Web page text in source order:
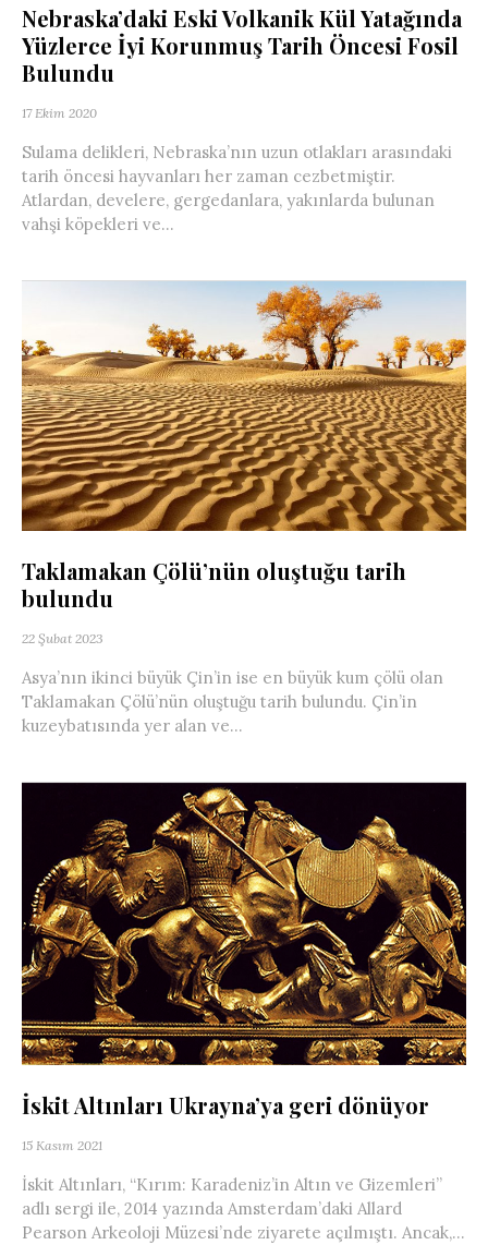
Nebraska’daki Eski Volkanik Kül Yatağında
Yüzlerce İyi Korunmuş Tarih Öncesi Fosil
Bulundu
17 Ekim 2020
Sulama delikleri, Nebraska’nın uzun otlakları arasındaki
tarih öncesi hayvanları her zaman cezbetmiştir.
Atlardan, develere, gergedanlara, yakınlarda bulunan
vahşi köpekleri ve...
Taklamakan Çölü’nün oluştuğu tarih
bulundu
22 Şubat 2023
Asya’nın ikinci büyük Çin’in ise en büyük kum çölü olan
Taklamakan Çölü’nün oluştuğu tarih bulundu. Çin’in
kuzeybatısında yer alan ve...
İskit Altınları Ukrayna’ya geri dönüyor
15 Kasım 2021
İskit Altınları, “Kırım: Karadeniz’in Altın ve Gizemleri”
adlı sergi ile, 2014 yazında Amsterdam’daki Allard
Pearson Arkeoloji Müzesi’nde ziyarete açılmıştı. Ancak,...